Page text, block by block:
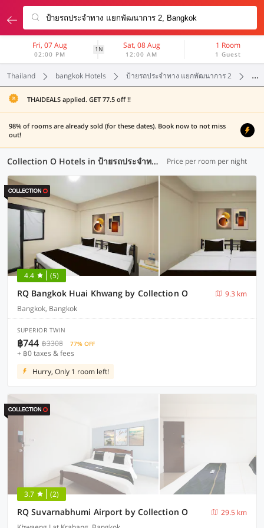
Fri, 07 Aug
02:00 PM
1N Sat, 08 Aug
12:00 AM
1 Room
1 Guest
Thailand bangkok Hotels ป้ายรถประจำทาง แยกพัฒนาการ 2
THAIDEALS applied. GET 77.5 off !!
98% of rooms are already sold (for these dates). Book now to not miss
out!
Collection O Hotels in ป้ายรถประจำทาง แยกพัฒนาการ 2, Bangkok (2 OYOs) Price per room per night
4.4 (5)
RQ Bangkok Huai Khwang by Collection O
9.3 km
Bangkok, Bangkok
SUPERIOR TWIN
฿744 ฿3308 77% OFF
+ ฿0 taxes & fees
Hurry, Only 1 room left!
3.7 (2)
RQ Suvarnabhumi Airport by Collection O
29.5 km